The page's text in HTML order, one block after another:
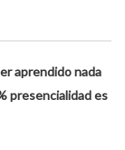
aprendido nada
presencialidad es